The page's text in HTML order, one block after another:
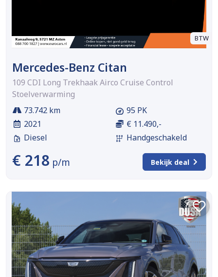
BTW
Mercedes-Benz Citan
109 CDI Long Trekhaak Airco Cruise Control
Stoelverwarming
73.742 km
2021
Diesel
95 PK
€ 11.490,-
Handgeschakeld
€ 218 p/m Bekijk deal